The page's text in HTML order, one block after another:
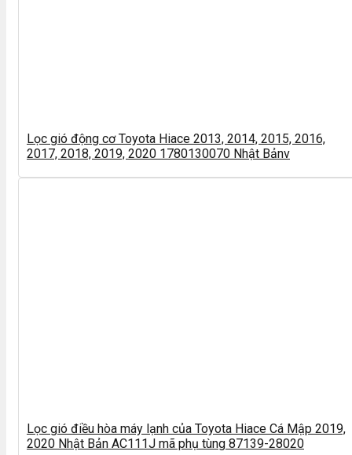
Lọc gió động cơ Toyota Hiace 2013, 2014, 2015, 2016,
2017, 2018, 2019, 2020 1780130070 Nhật Bảnv
Lọc gió điều hòa máy lạnh của Toyota Hiace Cá Mập 2019,
2020 Nhật Bản AC111J mã phụ tùng 87139-28020